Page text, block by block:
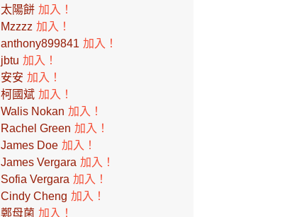
太陽餅 加入！
Mzzzz 加入！
anthony899841 加入！
jbtu 加入！
安安 加入！
柯國斌 加入！
Walis Nokan 加入！
Rachel Green 加入！
James Doe 加入！
James Vergara 加入！
Sofia Vergara 加入！
Cindy Cheng 加入！
鄭母菌 加入！